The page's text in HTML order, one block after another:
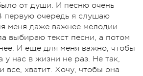
от души. И песню очень
первую очередь я слушаю
меня даже важнее мелодии.
выбираю текст песни, а потом
И еще для меня важно, чтобы
у нас в жизни не раз. Не так,
все, хватит. Хочу, чтобы она